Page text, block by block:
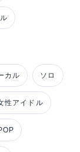
カル ソロ
性アイドル